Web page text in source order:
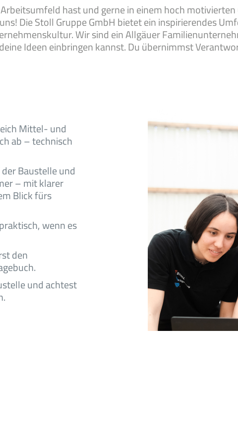
hast und gerne in einem hoch
Die Stoll Gruppe GmbH bietet ein inspirierendes
Wir sind ein Allgäuer
Ideen einbringen kannst. Du übernimmst
Mittel- und
ab – technisch
Baustelle und
– mit klarer
Blick fürs
wenn es
den
und achtest